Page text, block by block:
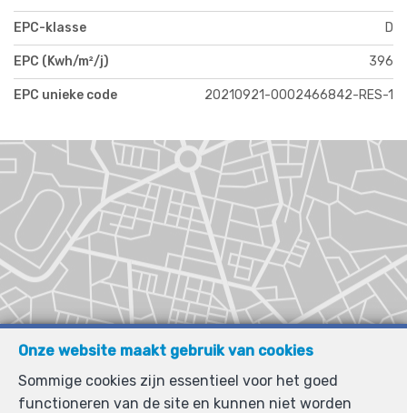
EPC-klasse D
EPC (Kwh/m²/j) 396
EPC unieke code 20210921-0002466842-RES-1
Onze website maakt gebruik van cookies
Sommige cookies zijn essentieel voor het goed
functioneren van de site en kunnen niet worden